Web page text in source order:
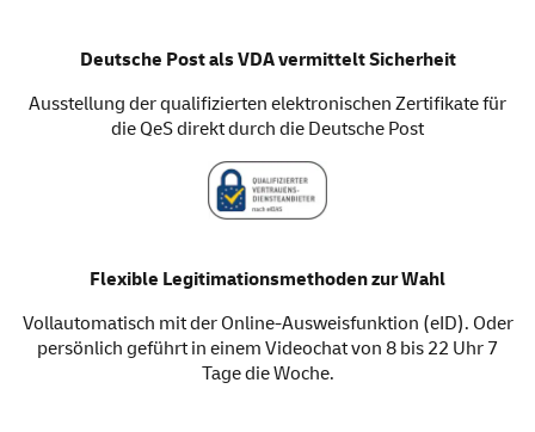
Deutsche Post als VDA vermittelt Sicherheit
Ausstellung der qualifizierten elektronischen Zertifikate für
die QeS direkt durch die Deutsche Post
Flexible Legitimationsmethoden zur Wahl
Vollautomatisch mit der Online-Ausweisfunktion (eID). Oder
persönlich geführt in einem Videochatvon 8 bis 22 Uhr 7
Tage die Woche.